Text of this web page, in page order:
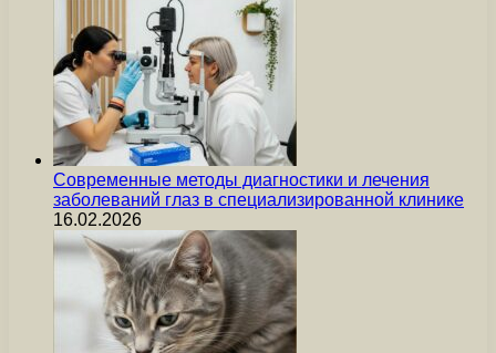
Современные методы диагностики и лечения
заболеваний глаз в специализированной клинике
16.02.2026